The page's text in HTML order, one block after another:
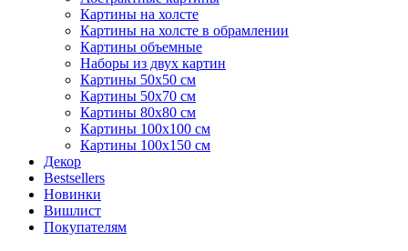
Картины на холсте
Картины на холсте в обрамлении
Картины объемные
Наборы из двух картин
Картины 50х50 см
Картины 50х70 см
Картины 80х80 см
Картины 100х100 см
Картины 100х150 см
Декор
Bestsellers
Новинки
Вишлист
Покупателям